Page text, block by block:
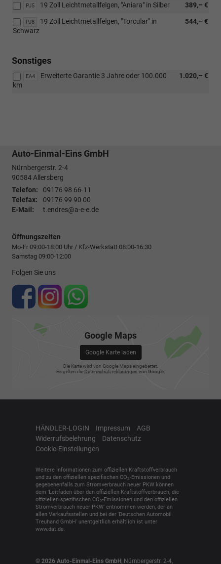
PJ5 389,– €
19 Zoll Leichtmetallfelgen, "Aniara" in Silber
PJ8 544,– €
19 Zoll Leichtmetallfelgen, "Torcular" in
Schwarz
Sonstiges
EA4 1.020,– €
Erweiterte Garantie 3 Jahre oder 100.000
km
Auto-Einmal-Eins GmbH
Nürnbergerstr. 2-4
90584Allersberg
Telefon:
09176 98 66-11
Telefax:
09176 99 90 00
E-Mail:
t.endres@a-e-e.de
Öffnungszeiten
Mo-Fr 09:00-18:00 Uhr / Kfz-Werkstatt 08:00-16:30
Samstag 09:00-12:00
Folgen Sie uns
Google Maps
Google Karte laden
Die Karte wird von Google Maps eingebettet.
Es gelten die Datenschutzerklärungen von Google.
HÄNDLER-LOGIN Impressum
AGB
Widerrufsbelehrung
Datenschutz
Cookie-Einstellungen
Weitere Informationen zum offiziellen Kraftstoffverbrauch
und zu den offiziellen spezifischen CO2-Emissionen und
gegebenenfalls zum Stromverbrauch neuer PKW können
dem 'Leitfaden über den offiziellen Kraftstoffverbrauch, die
offiziellen spezifischen CO2-Emissionen und den offiziellen
Stromverbrauch neuer PKW' entnommen werden, der an
allen Verkaufsstellen und bei der 'Deutschen Automobil
Treuhand GmbH' unentgeltlich erhältlich ist unter
www.dat.de.
© 2026 Auto-Einmal-Eins GmbH Nürnbergerstr. 2-4